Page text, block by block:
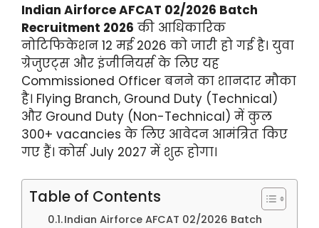
Indian Airforce AFCAT 02/2026 Batch
Recruitment 2026 की आधिकारिक
नोटिफिकेशन 12 मई 2026 को जारी हो गई है। युवा
ग्रेजुएट्स और इंजीनियर्स के लिए यह
Commissioned Officer बनने का शानदार मौका
है। Flying Branch, Ground Duty (Technical)
और Ground Duty (Non-Technical) में कुल
300+ vacancies के लिए आवेदन आमंत्रित किए
गए हैं। कोर्स July 2027 में शुरू होगा।
Table of Contents
Indian Airforce AFCAT 02/2026 Batch